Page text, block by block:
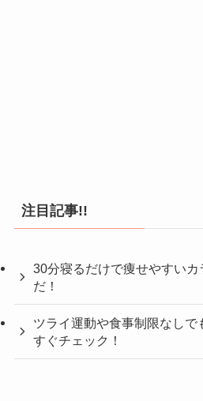
注目記事!!
30分寝るだけで痩せやすい
だ！
ツライ運動や食事制限なしで
すぐチェック！